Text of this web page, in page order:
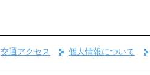
交通アクセス 個人情報について